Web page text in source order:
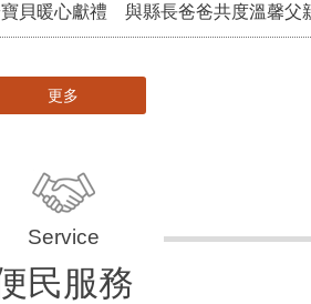
貝暖心獻禮 與縣長爸爸共度溫馨父
更多
民服務